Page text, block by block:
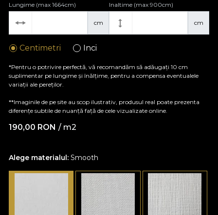
Alege materialul: Smooth
cm
Lungime (max 1664cm)
cm
Inaltime (max 900cm)
Centimetri Inci
*Pentru o potrivire perfectă, vă recomandăm să adăugați 10 cm
suplimentar pe lungime și înălțime, pentru a compensa eventualele
variații ale pereților.
**Imaginile de pe site au scop ilustrativ, produsul real poate prezenta
diferențe subtile de nuanță față de cele vizualizate online.
190,00 RON / m2